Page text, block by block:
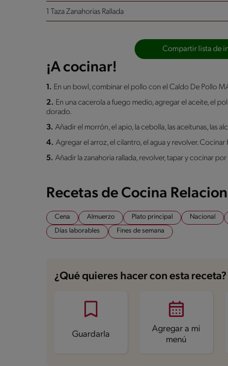
1 Taza Zanahorias Rallada
Compartir lista de
¡A cocinar!
1. En un bowl, combinar el pollo con el Caldo De Pollo
2. En una cacerola a fuego medio, agregar el aceite, el
dorado.
3. Añadir el morrón, el apio, la cebolla, las aceitunas, las
4. Agregar el arroz, el cilantro, el agua y revolver. Cocinar
5. Añadir la zanahoria rallada, revolver, tapar y cocinar
Recetas de Cocina
Cena Almuerzo Plato principal Nacional
Días laborables
Fines de semana
¿Qué quieres hacer con esta receta?
Guardarla
Agregar a mi
menú